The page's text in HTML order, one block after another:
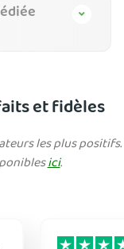
et fidèles
les plus positifs.
ici.